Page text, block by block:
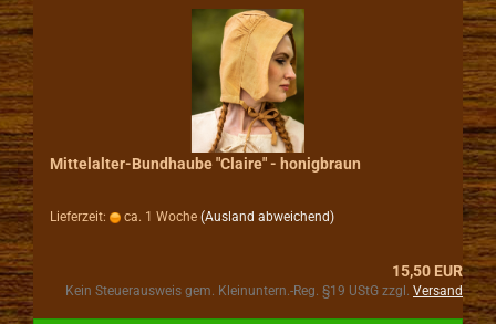
Mittelalter-Bundhaube "Claire" - honigbraun
Lieferzeit: ca. 1 Woche (Ausland abweichend)
15,50 EUR
Kein Steuerausweis gem. Kleinuntern.-Reg. §19 UStG zzgl. Versand